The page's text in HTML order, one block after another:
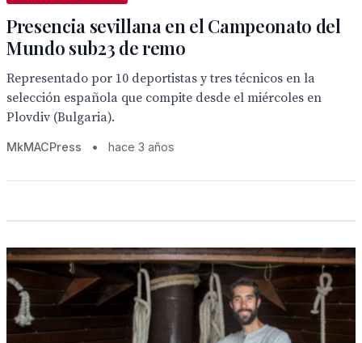
Presencia sevillana en el Campeonato del
Mundo sub23 de remo
Representado por 10 deportistas y tres técnicos en la
selección española que compite desde el miércoles en
Plovdiv (Bulgaria).
MkMACPress • hace 3 años